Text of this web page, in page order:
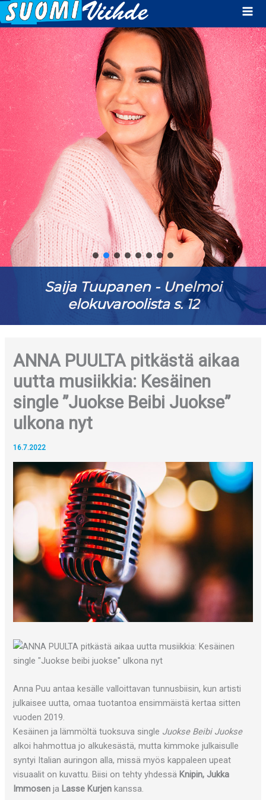
Saija Tuupanen - Unelmoi
elokuvaroolista s. 12
ANNA PUULTA pitkästä aikaa
uutta musiikkia: Kesäinen
single ”Juokse Beibi Juokse”
ulkona nyt
16.7.2022
Anna Puu antaa kesälle valloittavan tunnusbiisin, kun artisti
julkaisee uutta, omaa tuotantoa ensimmäistä kertaa sitten
vuoden 2019.
Kesäinen ja lämmöltä tuoksuva single Juokse Beibi Juokse
alkoi hahmottua jo alkukesästä, mutta kimmoke julkaisulle
syntyi Italian auringon alla, missä myös kappaleen upeat
visuaalit on kuvattu. Biisi on tehty yhdessä Knipin, Jukka
Immosen ja Lasse Kurjen kanssa.